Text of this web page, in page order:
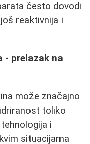
često dovodi
reaktivnija i
- prelazak na
može značajno
toliko
i
situacijama